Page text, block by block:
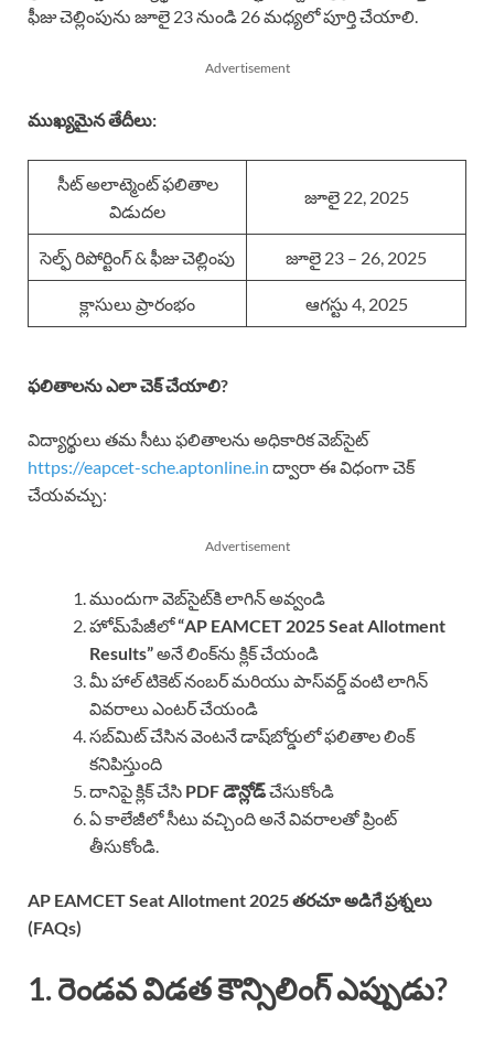
ఫీజు చెల్లింపును జూలై 23 నుండి 26 మధ్యలో పూర్తి చేయాలి.
Advertisement
ముఖ్యమైన తేదీలు:
సీట్ అలాట్మెంట్ ఫలితాల
విడుదల
జూలై 22, 2025
సెల్ఫ్ రిపోర్టింగ్ & ఫీజు చెల్లింపు జూలై 23 – 26, 2025
క్లాసులు ప్రారంభం ఆగస్టు 4, 2025
ఫలితాలను ఎలా చెక్ చేయాలి?
విద్యార్థులు తమ సీటు ఫలితాలను అధికారిక వెబ్‌సైట్‌
https://eapcet-sche.aptonline.in ద్వారా ఈ విధంగా చెక్
చేయవచ్చు:
Advertisement
ముందుగా వెబ్‌సైట్‌కి లాగిన్ అవ్వండి
హోమ్‌పేజీలో“AP EAMCET 2025 Seat Allotment
Results”అనే లింక్‌ను క్లిక్ చేయండి
మీ హాల్ టికెట్ నంబర్ మరియు పాస్‌వర్డ్ వంటి లాగిన్
వివరాలు ఎంటర్ చేయండి
సబ్‌మిట్ చేసిన వెంటనే డాష్‌బోర్డులో ఫలితాల లింక్
కనిపిస్తుంది
దానిపై క్లిక్ చేసి PDF డౌన్లోడ్చేసుకోండి
ఏ కాలేజీలో సీటు వచ్చింది అనే వివరాలతో ప్రింట్
తీసుకోండి.
AP EAMCET Seat Allotment 2025తరచూ అడిగే ప్రశ్నలు
(FAQs)
1. రెండవ విడత కౌన్సిలింగ్ ఎప్పుడు?